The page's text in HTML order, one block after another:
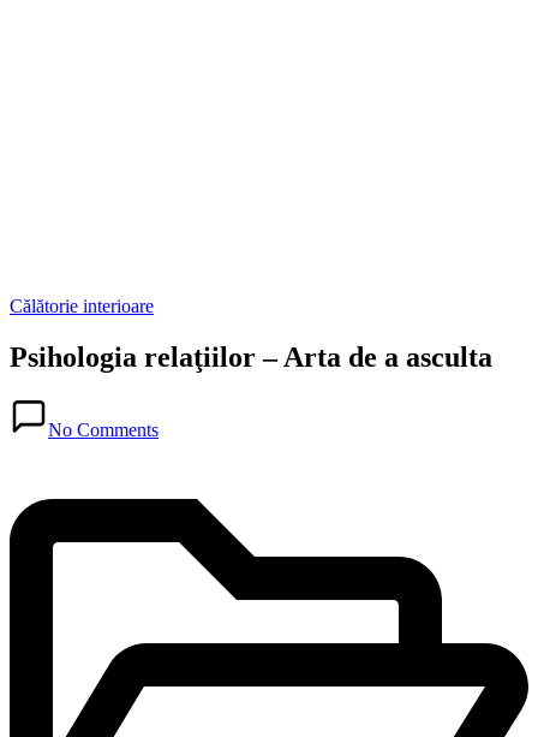
Posted
Călătorie interioare
Psihologia relaţiilor – Arta de a asculta
No Commentsin